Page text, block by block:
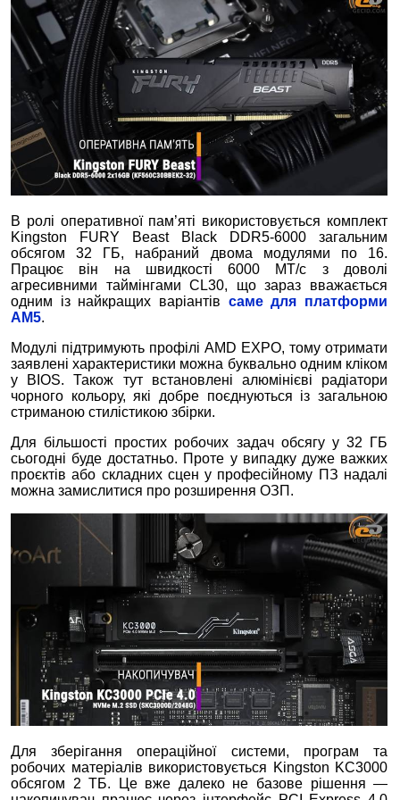
В ролі оперативної пам’яті використовується комплект
Kingston FURY Beast Black DDR5-6000 загальним
обсягом 32 ГБ, набраний двома модулями по 16.
Працює він на швидкості 6000 МТ/с з доволі
агресивними таймінгами CL30, що зараз вважається
одним із найкращих варіантів саме для платформи
AM5.
Модулі підтримують профілі AMD EXPO, тому отримати
заявлені характеристики можна буквально одним кліком
у BIOS. Також тут встановлені алюмінієві радіатори
чорного кольору, які добре поєднуються із загальною
стриманою стилістикою збірки.
Для більшості простих робочих задач обсягу у 32 ГБ
сьогодні буде достатньо. Проте у випадку дуже важких
проєктів або складних сцен у професійному ПЗ надалі
можна замислитися про розширення ОЗП.
Для зберігання операційної системи, програм та
робочих матеріалів використовується Kingston KC3000
обсягом 2 ТБ. Це вже далеко не базове рішення —